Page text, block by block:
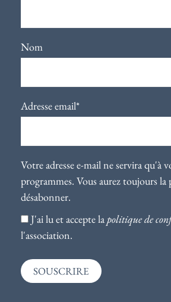
Nom
Adresse email*
Votre adresse e-mail ne servira qu'à
programmes. Vous aurez toujours la
désabonner.
J'ai lu et accepte lapolitique de
l'association.